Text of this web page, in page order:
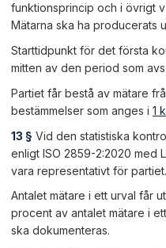
funktionsprincip och i övrigt
Mätarna ska ha producerats
Starttidpunkt för det första
mitten av den period som
Partiet får bestå av mätare
bestämmelser som anges i 1
13 § Vid den statistiska
enligt ISO 2859-2:2020 med
vara representativt för partiet.
Antalet mätare i ett urval får
procent av antalet mätare i
ska dokumenteras.